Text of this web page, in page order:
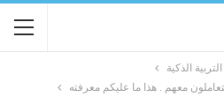
التربية الذكية
معهم . هذا ما عليكم معرفته